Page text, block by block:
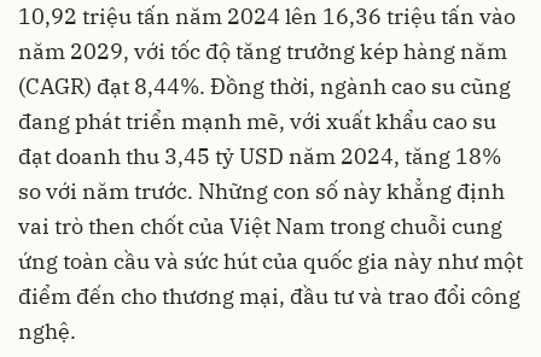
10,92 triệu tấn năm 2024 lên 16,36 triệu tấn vào
năm 2029, với tốc độ tăng trưởng kép hàng năm
(CAGR) đạt 8,44%. Đồng thời, ngành cao su cũng
đang phát triển mạnh mẽ, với xuất khẩu cao su
đạt doanh thu 3,45 tỷ USD năm 2024, tăng 18%
so với năm trước. Những con số này khẳng định
vai trò then chốt của Việt Nam trong chuỗi cung
ứng toàn cầu và sức hút của quốc gia này như một
điểm đến cho thương mại, đầu tư và trao đổi công
nghệ.